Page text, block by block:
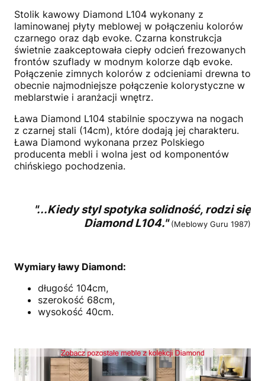
Stolik kawowy Diamond L104 wykonany z
laminowanej płyty meblowej w połączeniu kolorów
czarnego oraz dąb evoke. Czarna konstrukcja
świetnie zaakceptowała ciepły odcień frezowanych
frontów szuflady w modnym kolorze dąb evoke.
Połączenie zimnych kolorów z odcieniami drewna to
obecnie najmodniejsze połączenie kolorystyczne w
meblarstwie i aranżacji wnętrz.
Ława Diamond L104 stabilnie spoczywa na nogach
z czarnej stali (14cm), które dodają jej charakteru.
Ława Diamond wykonana przez Polskiego
producenta mebli i wolna jest od komponentów
chińskiego pochodzenia.
"...Kiedy styl spotyka solidność, rodzi się
Diamond L104." (Meblowy Guru 1987)
Wymiary ławy Diamond:
długość 104cm,
szerokość 68cm,
wysokość 40cm.